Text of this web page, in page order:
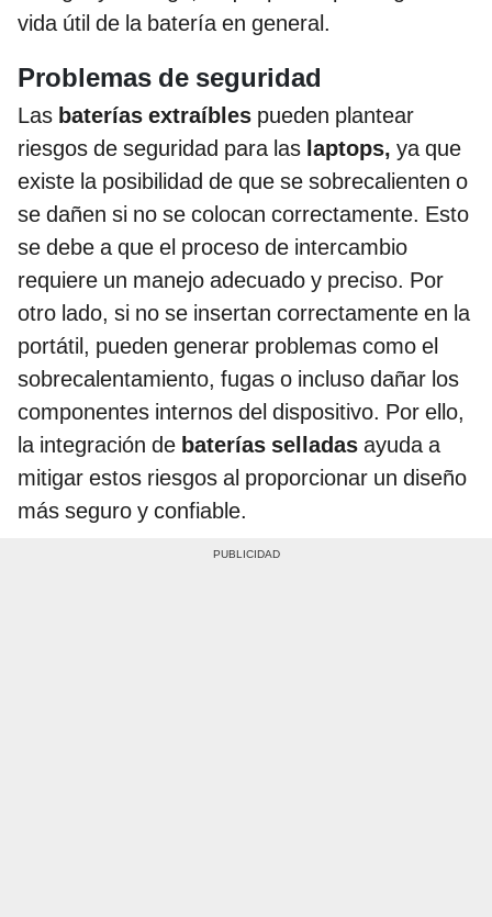
vida útil de la batería en general.
Problemas de seguridad
Las baterías extraíbles pueden plantear
riesgos de seguridad para las laptops, ya que
existe la posibilidad de que se sobrecalienten o
se dañen si no se colocan correctamente. Esto
se debe a que el proceso de intercambio
requiere un manejo adecuado y preciso. Por
otro lado, si no se insertan correctamente en la
portátil, pueden generar problemas como el
sobrecalentamiento, fugas o incluso dañar los
componentes internos del dispositivo. Por ello,
la integración de baterías selladas ayuda a
mitigar estos riesgos al proporcionar un diseño
más seguro y confiable.